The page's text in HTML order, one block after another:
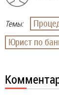
Темы:
Юрист по